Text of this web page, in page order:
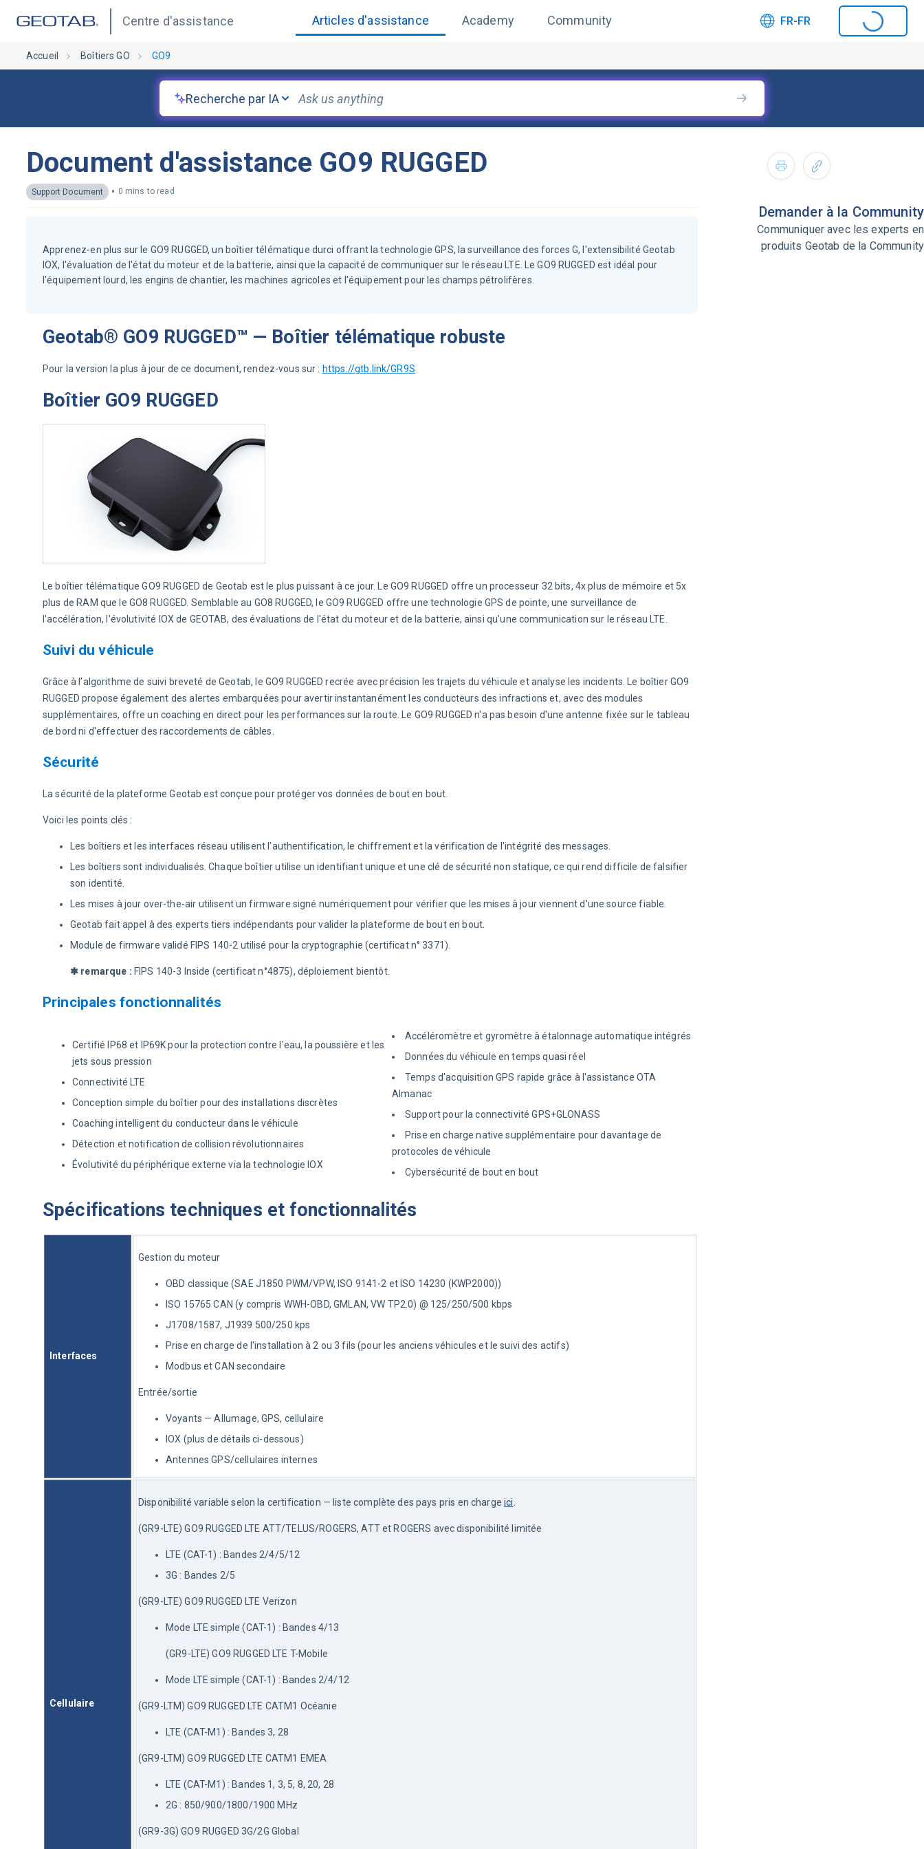
Centre d'assistance Articles d'assistance Academy Community FR-FR
Accueil Boîtiers GO GO9
Recherche par IA
Document d'assistance GO9 RUGGED
Support Document • 0 mins to read
Apprenez-en plus sur le GO9 RUGGED, un boîtier télématique durci offrant la technologie GPS, la surveillance des forces G, l'extensibilité Geotab
IOX, l'évaluation de l'état du moteur et de la batterie, ainsi que la capacité de communiquer sur le réseau LTE. Le GO9 RUGGED est idéal pour
l'équipement lourd, les engins de chantier, les machines agricoles et l'équipement pour les champs pétrolifères.
Geotab® GO9 RUGGED™ — Boîtier télématique robuste
Pour la version la plus à jour de ce document, rendez-vous sur : https://gtb.link/GR9S
Boîtier GO9 RUGGED
Le boîtier télématique GO9 RUGGED de Geotab est le plus puissant à ce jour. Le GO9 RUGGED offre un processeur 32 bits, 4x plus de mémoire et 5x
plus de RAM que le GO8 RUGGED. Semblable au GO8 RUGGED, le GO9 RUGGED offre une technologie GPS de pointe, une surveillance de
l'accélération, l'évolutivité IOX de GEOTAB, des évaluations de l'état du moteur et de la batterie, ainsi qu'une communication sur le réseau LTE.
Suivi du véhicule
Grâce à l’algorithme de suivi breveté de Geotab, le GO9 RUGGED recrée avec précision les trajets du véhicule et analyse les incidents. Le boîtier GO9
RUGGED propose également des alertes embarquées pour avertir instantanément les conducteurs des infractions et, avec des modules
supplémentaires, offre un coaching en direct pour les performances sur la route. Le GO9 RUGGED n'a pas besoin d'une antenne fixée sur le tableau
de bord ni d'effectuer des raccordements de câbles.
Sécurité
La sécurité de la plateforme Geotab est conçue pour protéger vos données de bout en bout.
Voici les points clés :
Les boîtiers et les interfaces réseau utilisent l'authentification, le chiffrement et la vérification de l'intégrité des messages.
Les boîtiers sont individualisés. Chaque boîtier utilise un identifiant unique et une clé de sécurité non statique, ce qui rend difficile de falsifier
son identité.
Les mises à jour over-the-air utilisent un firmware signé numériquement pour vérifier que les mises à jour viennent d'une source fiable.
Geotab fait appel à des experts tiers indépendants pour valider la plateforme de bout en bout.
Module de firmware validé FIPS 140-2 utilisé pour la cryptographie (certificat n° 3371).
✱ remarque : FIPS 140-3 Inside (certificat n°4875), déploiement bientôt.
Principales fonctionnalités
Certifié IP68 et IP69K pour la protection contre l'eau, la poussière et les
jets sous pression
Connectivité LTE
Conception simple du boîtier pour des installations discrètes
Coaching intelligent du conducteur dans le véhicule
Détection et notification de collision révolutionnaires
Évolutivité du périphérique externe via la technologie IOX
Accéléromètre et gyromètre à étalonnage automatique intégrés
Données du véhicule en temps quasi réel
Temps d'acquisition GPS rapide grâce à l'assistance OTA
Almanac
Support pour la connectivité GPS+GLONASS
Prise en charge native supplémentaire pour davantage de
protocoles de véhicule
Cybersécurité de bout en bout
Spécifications techniques et fonctionnalités
Interfaces
Gestion du moteur
OBD classique (SAE J1850 PWM/VPW, ISO 9141-2 et ISO 14230 (KWP2000))
ISO 15765 CAN (y compris WWH-OBD, GMLAN, VW TP2.0) @ 125/250/500 kbps
J1708/1587, J1939 500/250 kps
Prise en charge de l'installation à 2 ou 3 fils (pour les anciens véhicules et le suivi des actifs)
Modbus et CAN secondaire
Entrée/sortie
Voyants — Allumage, GPS, cellulaire
IOX (plus de détails ci-dessous)
Antennes GPS/cellulaires internes
Cellulaire
Disponibilité variable selon la certification — liste complète des pays pris en charge ici
(GR9-LTE) GO9 RUGGED LTE ATT/TELUS/ROGERS, ATT et ROGERS avec disponibilité limitée
LTE (CAT-1) : Bandes 2/4/5/12
3G : Bandes 2/5
(GR9-LTE) GO9 RUGGED LTE Verizon
Mode LTE simple (CAT-1) : Bandes 4/13
(GR9-LTE) GO9 RUGGED LTE T-Mobile
Mode LTE simple (CAT-1) : Bandes 2/4/12
(GR9-LTM) GO9 RUGGED LTE CATM1 Océanie
LTE (CAT-M1) : Bandes 3, 28
(GR9-LTM) GO9 RUGGED LTE CATM1 EMEA
LTE (CAT-M1) : Bandes 1, 3, 5, 8, 20, 28
2G : 850/900/1800/1900 MHz
(GR9-3G) GO9 RUGGED 3G/2G Global
Demander à la Community
Communiquer avec les experts en
produits Geotab de la Community